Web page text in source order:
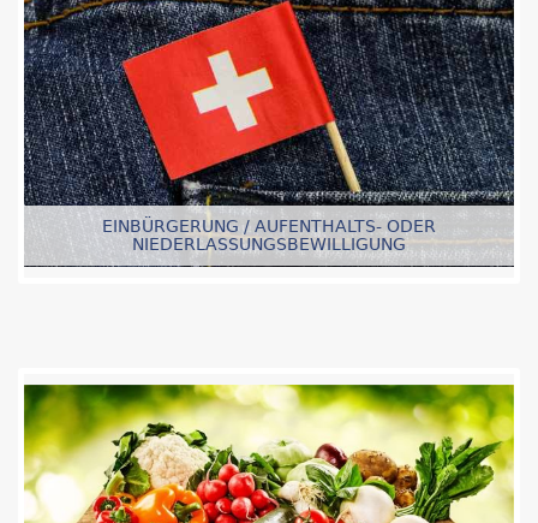
EINBÜRGERUNG / AUFENTHALTS- ODER
NIEDERLASSUNGSBEWILLIGUNG